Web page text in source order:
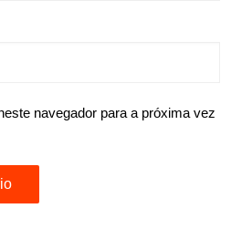
navegador para a próxima vez